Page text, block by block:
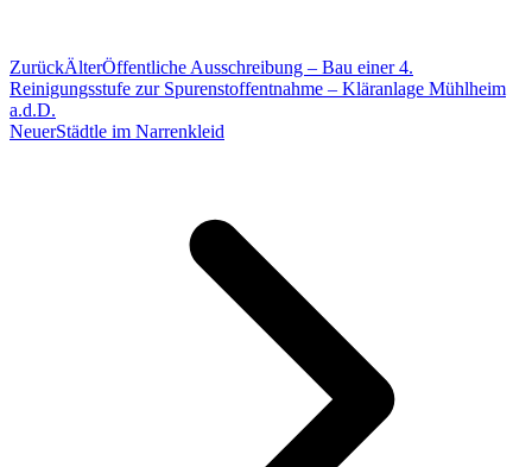
ZurückÄlterÖffentliche Ausschreibung – Bau einer 4.
Reinigungsstufe zur Spurenstoffentnahme – Kläranlage Mühlheim
a.d.D.
NeuerStädtle im Narrenkleid